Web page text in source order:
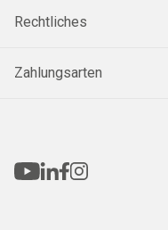
Rechtliches
Zahlungsarten